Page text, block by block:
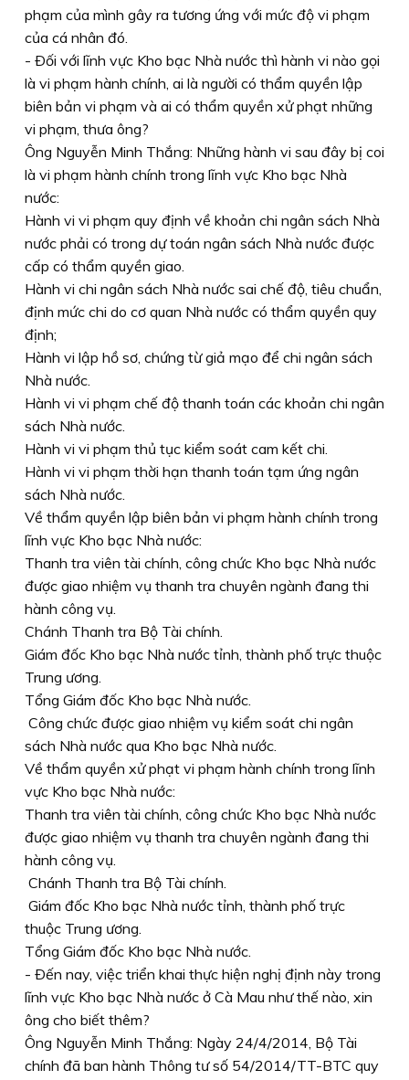
phạm của mình gây ra tương ứng với mức độ vi phạm
của cá nhân đó.
- Ðối với lĩnh vực Kho bạc Nhà nước thì hành vi nào gọi
là vi phạm hành chính, ai là người có thẩm quyền lập
biên bản vi phạm và ai có thẩm quyền xử phạt những
vi phạm, thưa ông?
Ông Nguyễn Minh Thắng: Những hành vi sau đây bị coi
là vi phạm hành chính trong lĩnh vực Kho bạc Nhà
nước:
Hành vi vi phạm quy định về khoản chi ngân sách Nhà
nước phải có trong dự toán ngân sách Nhà nước được
cấp có thẩm quyền giao.
Hành vi chi ngân sách Nhà nước sai chế độ, tiêu chuẩn,
định mức chi do cơ quan Nhà nước có thẩm quyền quy
định;
Hành vi lập hồ sơ, chứng từ giả mạo để chi ngân sách
Nhà nước.
Hành vi vi phạm chế độ thanh toán các khoản chi ngân
sách Nhà nước.
Hành vi vi phạm thủ tục kiểm soát cam kết chi.
Hành vi vi phạm thời hạn thanh toán tạm ứng ngân
sách Nhà nước.
Về thẩm quyền lập biên bản vi phạm hành chính trong
lĩnh vực Kho bạc Nhà nước:
Thanh tra viên tài chính, công chức Kho bạc Nhà nước
được giao nhiệm vụ thanh tra chuyên ngành đang thi
hành công vụ.
Chánh Thanh tra Bộ Tài chính.
Giám đốc Kho bạc Nhà nước tỉnh, thành phố trực thuộc
Trung ương.
Tổng Giám đốc Kho bạc Nhà nước.
Công chức được giao nhiệm vụ kiểm soát chi ngân
sách Nhà nước qua Kho bạc Nhà nước.
Về thẩm quyền xử phạt vi phạm hành chính trong lĩnh
vực Kho bạc Nhà nước:
Thanh tra viên tài chính, công chức Kho bạc Nhà nước
được giao nhiệm vụ thanh tra chuyên ngành đang thi
hành công vụ.
Chánh Thanh tra Bộ Tài chính.
Giám đốc Kho bạc Nhà nước tỉnh, thành phố trực
thuộc Trung ương.
Tổng Giám đốc Kho bạc Nhà nước.
- Ðến nay, việc triển khai thực hiện nghị định này trong
lĩnh vực Kho bạc Nhà nước ở Cà Mau như thế nào, xin
ông cho biết thêm?
Ông Nguyễn Minh Thắng: Ngày 24/4/2014, Bộ Tài
chính đã ban hành Thông tư số 54/2014/TT-BTC quy